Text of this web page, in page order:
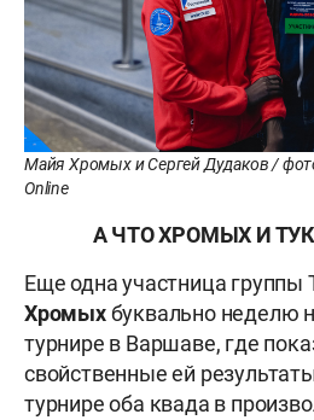
Майя Хромых и Сергей Дудаков /
Online
А ЧТО ХРОМЫХ И
Еще одна участница группы
Хромыхбуквально неделю
турнире в Варшаве, где
свойственные ей
турнире оба квада в